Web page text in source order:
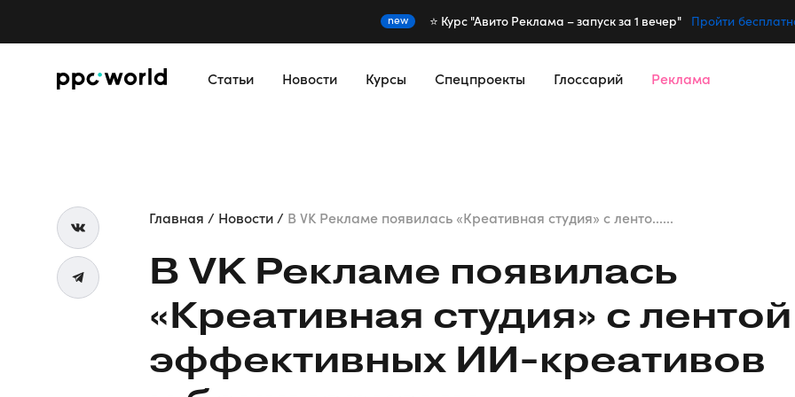
new ⭐️ Курс "Авито Реклама – запуск за 1 вечер" Пройти
Статьи Новости Курсы Спецпроекты Глоссарий Реклама
Главная Новости В VK Рекламе появилась «Креативная студия» с ленто......
В VK Рекламе появилась
«Креативная студия» с лентой
эффективных ИИ-креативов